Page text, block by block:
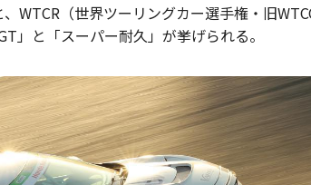
WTCR（世界ツーリングカー選手権・旧
」と「スーパー耐久」が挙げられる。